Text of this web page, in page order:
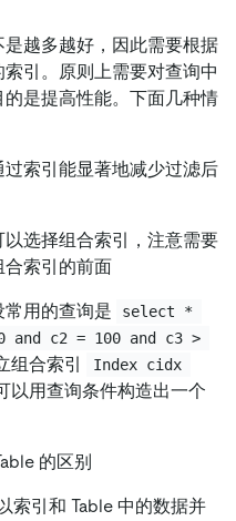
越多越好，因此需要根据
引。原则上需要对查询中
是提高性能。下面几种情
索引能显著地减少过滤后
选择组合索引，注意需要
索引的前面
用的查询是
select *
and c2 = 100 and c3 >
组合索引
Index cidx
以用查询条件构造出一个
的区别
索引和 Table 中的数据并